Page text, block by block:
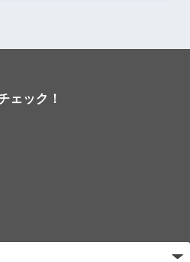
ェック！